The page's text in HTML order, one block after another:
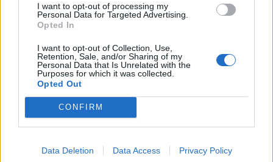
I want to opt-out of processing my
Personal Data for Targeted Advertising.
Opted In
I want to opt-out of Collection, Use,
Retention, Sale, and/or Sharing of my
Personal Data that Is Unrelated with the
Purposes for which it was collected.
Opted Out
CONFIRM
Data Deletion Data Access Privacy Policy